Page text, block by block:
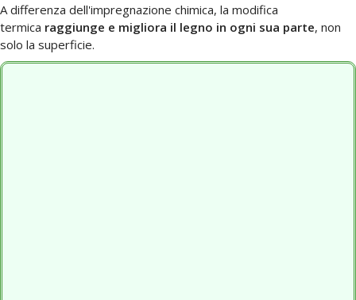
A differenza dell'impregnazione chimica, la modifica
termica raggiunge e migliora il legno in ogni sua parte, non
solo la superficie.